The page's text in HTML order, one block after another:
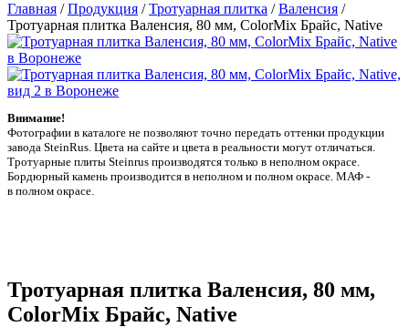
Главная /Продукция /Тротуарная плитка /Валенсия /
Тротуарная плитка Валенсия, 80 мм, ColorMix Брайс, Native
Внимание!
Фотографии в каталоге не позволяют точно передать оттенки продукции
заводa SteinRus. Цвета на сайте и цвета в реальности могут отличаться.
Тротуарные плиты Steinrus производятся только в неполном окрасе.
Бордюрный камень производится в неполном и полном окрасе. МАФ -
в полном окрасе.
Тротуарная плитка Валенсия, 80 мм,
ColorMix Брайс, Native